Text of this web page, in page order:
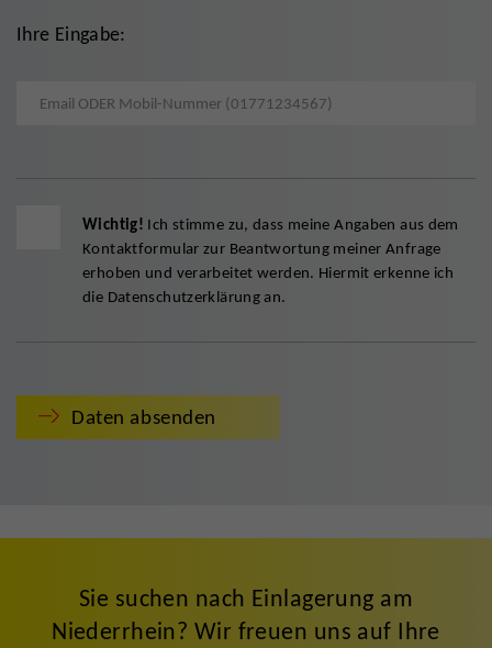
Ihre Eingabe:
Email ODER Mobil-Nummer eingeben (ohne Leerzeichen)
Wichtig! Ich stimme zu, dass meine Angaben aus dem
Kontaktformular zur Beantwortung meiner Anfrage
erhoben und verarbeitet werden. Hiermit erkenne ich
die Datenschutzerklärungan.
Daten absenden
Sie suchen nach Einlagerung am
Niederrhein? Wir freuen uns auf Ihre